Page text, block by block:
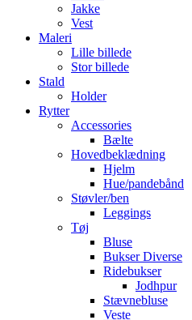
Jakke
Vest
Maleri
Lille billede
Stor billede
Stald
Holder
Rytter
Accessories
Bælte
Hovedbeklædning
Hjelm
Hue/pandebånd
Støvler/ben
Leggings
Tøj
Bluse
Bukser Diverse
Ridebukser
Jodhpur
Stævnebluse
Veste